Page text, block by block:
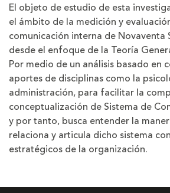
de
la
la
El objeto de estudio de esta
el ámbito de la medición y
comunicación interna de Novaventa
desde el enfoque de la Teoría
Por medio de un análisis basado en
aportes de disciplinas como la
administración, para facilitar la
conceptualización de Sistema de
y por tanto, busca entender la
relaciona y articula dicho sistema
estratégicos de la organización.